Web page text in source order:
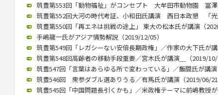
筑豊第553回「動物福祉」がコンセプト 大牟田市動物園 冨
筑豊第552回大河の時代考証、小和田氏講演 西日本政懇 「
筑豊第550回「再エネは挑戦の途上」 東大の松本氏が講演（
手嶋龍一氏がアジア情勢解説（2019/12/05）
筑豊第549回「レガシーない安倍長期政権」／作家の大下氏が
筑豊第548回高齢者の移動手段重要／宮木氏が講演＿（2019/
筑豊547回「言葉はあらゆる所で変わっている」／飯間氏が講
筑豊546回 衆参ダブル選ありうる／有馬氏が講演（2019/06/
筑豊545回「中国問題長引くかも」／米政権テーマに前嶋教授